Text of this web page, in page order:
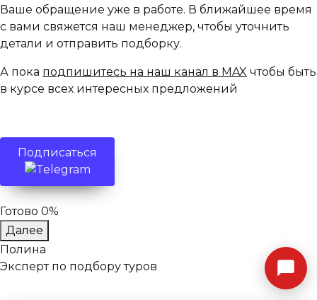
Ваше обращение уже в работе. В ближайшее время
с вами свяжется наш менеджер, чтобы уточнить
детали и отправить подборку.
А пока подпишитесь на наш канал в MAX чтобы быть
в курсе всех интересных предложений
Подписаться
Готово 0%
Далее
Полина
Эксперт по подбору туров